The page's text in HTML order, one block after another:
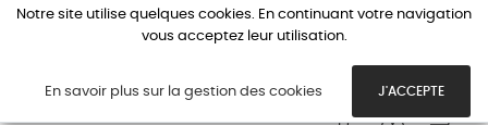
la
Notre site utilise quelques cookies. En continuant votre navigation
vous acceptez leur utilisation.
En savoir plus sur la gestion des cookies J'ACCEPTE